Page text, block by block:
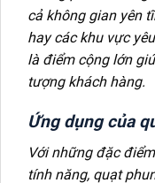
cả không gian yên
hay các khu vực
là điểm cộng lớn
tượng khách hàng.
Ứng dụng của
Với những đặc
tính năng, quạt